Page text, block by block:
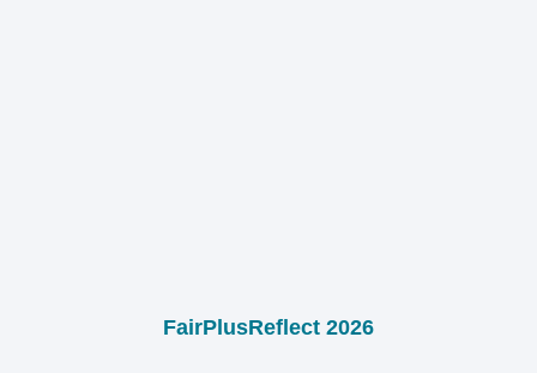
FairPlusReflect 2026